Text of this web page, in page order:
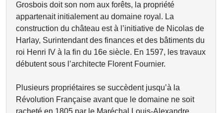
Grosbois doit son nom aux forêts, la propriété
appartenait initialement au domaine royal. La
construction du château est à l’initiative de Nicolas de
Harlay, Surintendant des finances et des bâtiments du
roi Henri IV à la fin du 16e siècle. En 1597, les travaux
débutent sous l’architecte Florent Fournier.
Plusieurs propriétaires se succèdent jusqu’à la
Révolution Française avant que le domaine ne soit
racheté en 1805 par le Maréchal Louis-Alexandre